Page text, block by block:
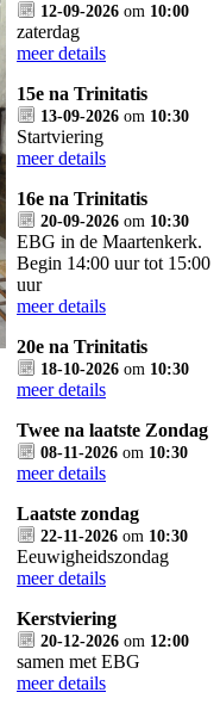
12-09-2026 om 10:00
zaterdag
meer details
15e na Trinitatis
13-09-2026 om 10:30
Startviering
meer details
16e na Trinitatis
20-09-2026 om 10:30
EBG in de Maartenkerk.
Begin 14:00 uur tot 15:00
uur
meer details
20e na Trinitatis
18-10-2026 om 10:30
meer details
Twee na laatste Zondag
08-11-2026 om 10:30
meer details
Laatste zondag
22-11-2026 om 10:30
Eeuwigheidszondag
meer details
Kerstviering
20-12-2026 om 12:00
samen met EBG
meer details